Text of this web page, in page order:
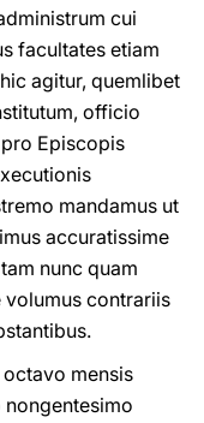
cui
facultates etiam
agitur, quemlibet
officio
Episcopis
mandamus ut
accuratissime
nunc quam
volumus contrariis
octavo mensis